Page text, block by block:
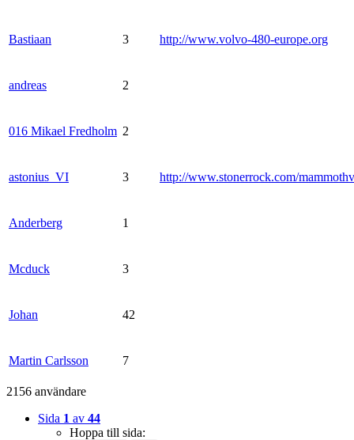
Bastiaan 3 http://www.volvo-480-europe.org
andreas 2
016 Mikael Fredholm 2
astonius_VI 3 http://www.stonerrock.com/
Anderberg 1
Mcduck 3
Johan 42
Martin Carlsson 7
2156 användare
Sida 1 av 44
Hoppa till sida: